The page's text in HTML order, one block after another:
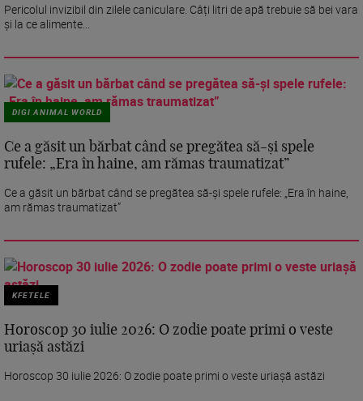
Pericolul invizibil din zilele caniculare. Câți litri de apă trebuie să bei vara
și la ce alimente...
DIGI ANIMAL WORLD
Ce a găsit un bărbat când se pregătea să-și spele
rufele: „Era în haine, am rămas traumatizat”
Ce a găsit un bărbat când se pregătea să-și spele rufele: „Era în haine,
am rămas traumatizat”
KFETELE
Horoscop 30 iulie 2026: O zodie poate primi o veste
uriașă astăzi
Horoscop 30 iulie 2026: O zodie poate primi o veste uriașă astăzi